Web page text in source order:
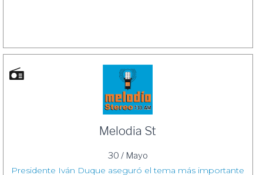
Melodia St
30 / Mayo
Presidente Iván Duque aseguró el tema más importante